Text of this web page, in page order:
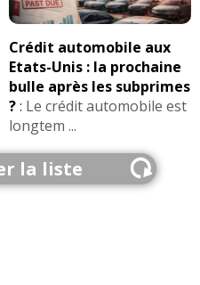
Crédit automobile aux
Etats-Unis : la prochaine
bulle après les subprimes
?: Le crédit automobile est
longtem ...
la liste